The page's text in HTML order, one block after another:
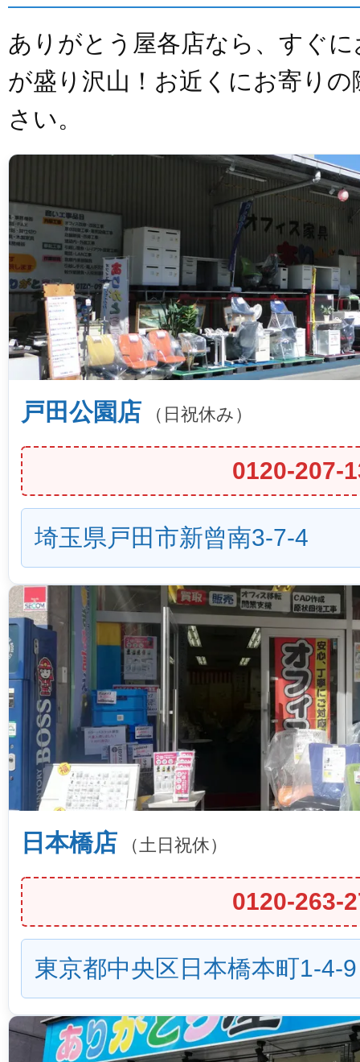
ありがとう屋各店なら、すぐ
が盛り沢山！お近くにお寄り
さい。
戸田公園店 （日祝休み）
0120-207-
埼玉県戸田市新曾南3-7-4
日本橋店 （土日祝休）
0120-263-
東京都中央区日本橋本町1-4-9